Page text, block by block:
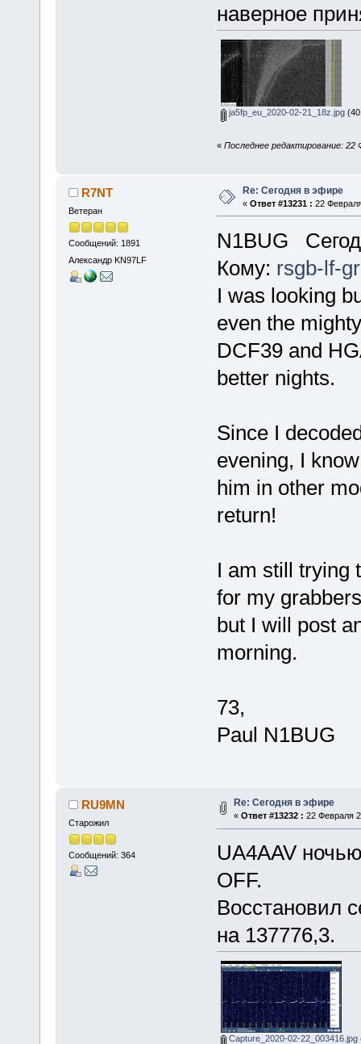
наверное
ja5fp_eu_2020-02-21_18z.jpg
« Последнее редактирование: 22
R7NT
Ветеран
Сообщений: 1891
Александр KN97LF
Re: Сегодня в эфире
« Ответ #13231 : 22
N1BUG
Кому: rsgb-lf-
I was looking
even the mighty
DCF39 and
better nights.
Since I
evening, I
him in other
return!
I am still trying
for my
but I will post
morning.
73,
Paul N1BUG
RU9MN
Старожил
Сообщений: 364
Re: Сегодня в эфире
« Ответ #13232 : 22 Февраля
UA4AAV
OFF.
Восстановил
на 137776,3.
Capture_2020-02-22_003416.jpg